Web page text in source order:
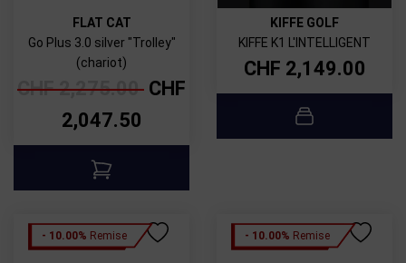
FLAT CAT
Go Plus 3.0 silver "Trolley"
(chariot)
CHF 2,275.00 CHF
2,047.50
KIFFE GOLF
KIFFE K1 L'INTELLIGENT
CHF 2,149.00
- 10.00% Remise - 10.00% Remise